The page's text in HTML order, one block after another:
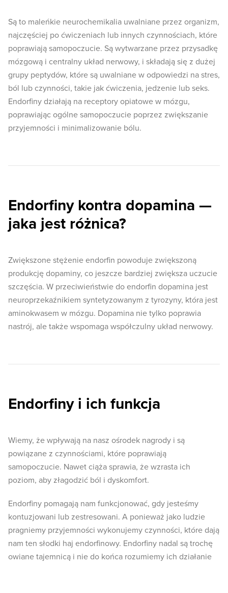
Są to maleńkie neurochemikalia uwalniane przez organizm,
najczęściej po ćwiczeniach lub innych czynnościach, które
poprawiają samopoczucie. Są wytwarzane przez przysadkę
mózgową i centralny układ nerwowy, i składają się z dużej
grupy peptydów, które są uwalniane w odpowiedzi na stres,
ból lub czynności, takie jak ćwiczenia, jedzenie lub seks.
Endorfiny działają na receptory opiatowe w mózgu,
poprawiając ogólne samopoczucie poprzez zwiększanie
przyjemności i minimalizowanie bólu.
Endorfiny kontra dopamina —
jaka jest różnica?
Zwiększone stężenie endorfin powoduje zwiększoną
produkcję dopaminy, co jeszcze bardziej zwiększa uczucie
szczęścia. W przeciwieństwie do endorfin dopamina jest
neuroprzekaźnikiem syntetyzowanym z tyrozyny, która jest
aminokwasem w mózgu. Dopamina nie tylko poprawia
nastrój, ale także wspomaga współczulny układ nerwowy.
Endorfiny i ich funkcja
Wiemy, że wpływają na nasz ośrodek nagrody i są
powiązane z czynnościami, które poprawiają
samopoczucie. Nawet ciąża sprawia, że wzrasta ich
poziom, aby złagodzić ból i dyskomfort.
Endorfiny pomagają nam funkcjonować, gdy jesteśmy
kontuzjowani lub zestresowani. A ponieważ jako ludzie
pragniemy przyjemności wykonujemy czynności, które dają
nam ten słodki haj endorfinowy. Endorfiny nadal są trochę
owiane tajemnicą i nie do końca rozumiemy ich działanie